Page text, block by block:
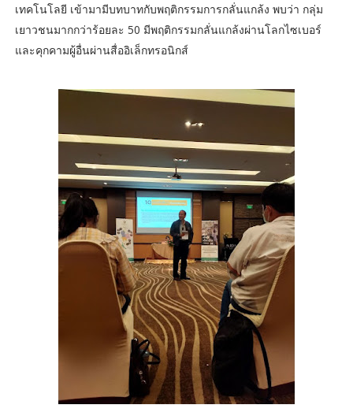
เทคโนโลยี เข้ามามีบทบาทกับพฤติกรรมการกลั่นแกล้ง พบว่า กลุ่ม
เยาวชนมากกว่าร้อยละ 50 มีพฤติกรรมกลั่นแกล้งผ่านโลกไซเบอร์
และคุกคามผู้อื่นผ่านสื่ออิเล็กทรอนิกส์